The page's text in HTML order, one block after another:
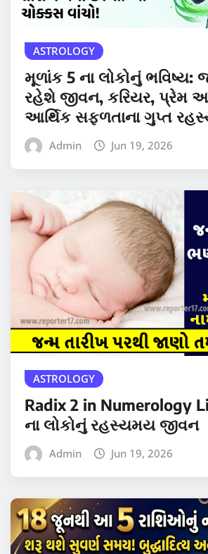
ASTROLOGY
મૂળાંક 5 ના લોકોનું ભવિષ્ય:
રહેશે જીવન, કરિયર, પ્રેમ
આર્થિક સફળતાના ગુપ્ત
Admin Jun 19, 2026
ASTROLOGY
Radix 2 in Numerology
ના લોકોનું રહસ્યમય જીવન
Admin Jun 19, 2026